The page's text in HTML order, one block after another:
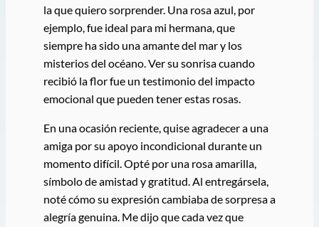
la que quiero sorprender. Una rosa azul, por
ejemplo, fue ideal para mi hermana, que
siempre ha sido una amante del mar y los
misterios del océano. Ver su sonrisa cuando
recibió la flor fue un testimonio del impacto
emocional que pueden tener estas rosas.
En una ocasión reciente, quise agradecer a una
amiga por su apoyo incondicional durante un
momento difícil. Opté por una rosa amarilla,
símbolo de amistad y gratitud. Al entregársela,
noté cómo su expresión cambiaba de sorpresa a
alegría genuina. Me dijo que cada vez que